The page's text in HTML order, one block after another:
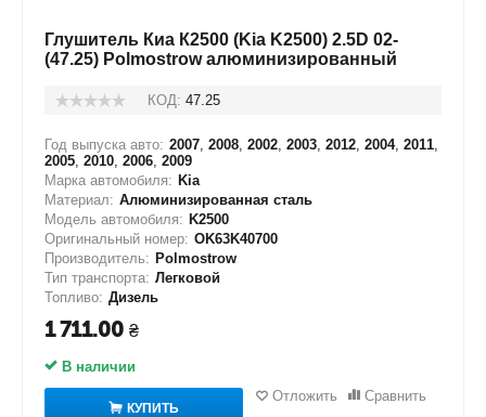
Глушитель Киа К2500 (Kia K2500) 2.5D 02-
(47.25) Polmostrow алюминизированный
КОД: 47.25
Год выпуска авто: 2007, 2008, 2002, 2003, 2012, 2004, 2011,
2005, 2010, 2006, 2009
Марка автомобиля: Kia
Материал: Алюминизированная сталь
Модель автомобиля: K2500
Оригинальный номер: OK63K40700
Производитель: Polmostrow
Тип транспорта: Легковой
Топливо: Дизель
1 711.00 ₴
В наличии
КУПИТЬ
Отложить Сравнить